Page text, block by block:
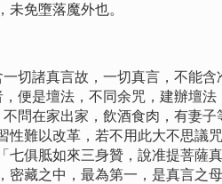
免墮落魔外也。
諸真言故，一切真言，不能含
便是壇法，不同余咒，建辦壇
問在家出家，飲酒食肉，有妻
難以改革，若不用此大不思議
俱胝如來三身贊，說准提菩薩
藏之中，最為第一，是真言之母